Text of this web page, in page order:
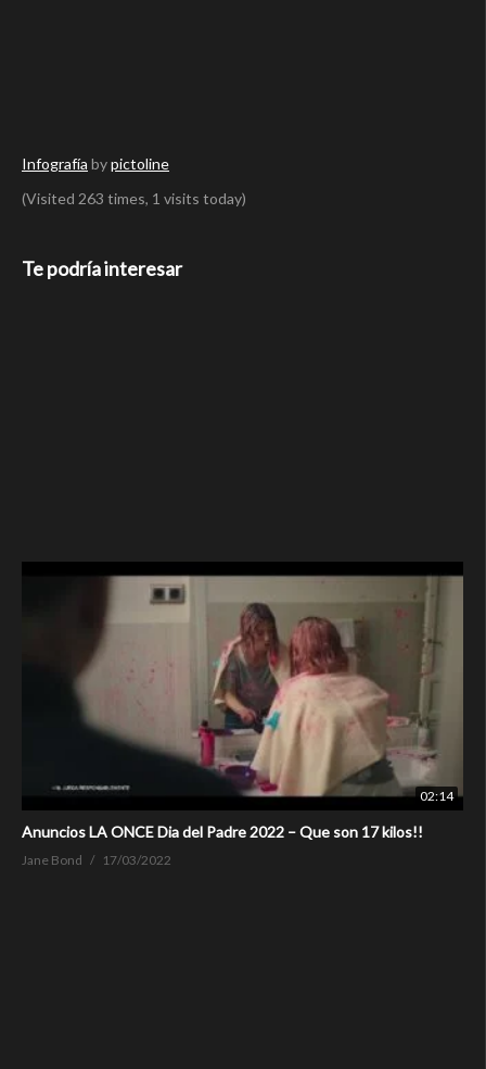
Infografía bypictoline
(Visited 263 times, 1 visits today)
Te podría interesar
02:14
Anuncios LA ONCE Dia del Padre 2022 – Que son 17 kilos!!
Jane Bond 17/03/2022